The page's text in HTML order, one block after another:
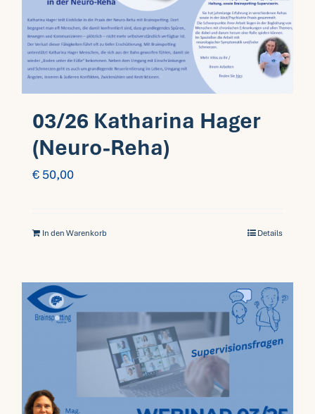
Fragen FAQ
Kontakt
Mein Account
03/26 Katharina Hager
(Neuro-Reha)
€ 50,00
In den Warenkorb Details